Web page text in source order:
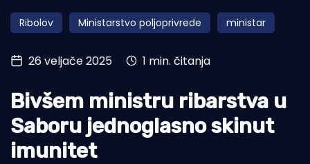
Obala
Otoci
Turizam i nautika
Pomorstvo
Ribolov
Ekologija
Ribolov Ministarstvo poljoprivrede ministar
26 veljače 2025 1 min. čitanja
Bivšem ministru ribarstva u
Saboru jednoglasno skinut
imunitet